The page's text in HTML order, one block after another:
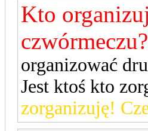
Kto
organizować
Jest ktoś kto
zorganizuję!